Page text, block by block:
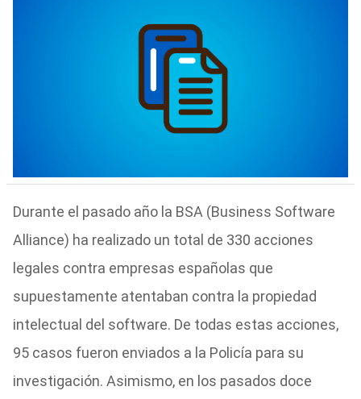
Durante el pasado año la BSA (Business Software
Alliance) ha realizado un total de 330 acciones
legales contra empresas españolas que
supuestamente atentaban contra la propiedad
intelectual del software. De todas estas acciones,
95 casos fueron enviados a la Policía para su
investigación. Asimismo, en los pasados doce